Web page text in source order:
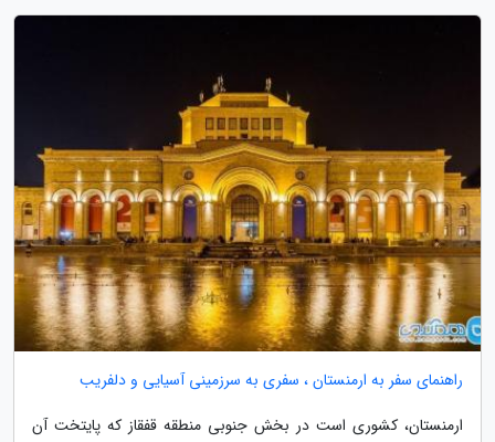
راهنمای سفر به ارمنستان ، سفری به سرزمینی آسیایی و دلفریب
ارمنستان، کشوری است در بخش جنوبی منطقه قفقاز که پایتخت آن